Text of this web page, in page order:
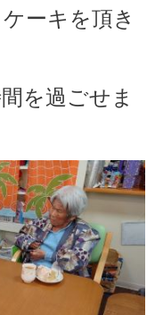
ーキを頂き
を過ごせま